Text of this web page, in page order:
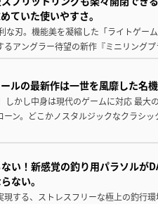
ていた使いやすさ。
な刃。機能美を凝縮した「ライトゲー
るアングラー待望の新作『ミニリング
ルの最新作は一世を風靡した名
かし中身は現代のゲームに対応 最大
ン。どこかノスタルジックなクラシッ
い！新感覚の釣り用パラソルが
ない。
する、ストレスフリーな極上の釣行